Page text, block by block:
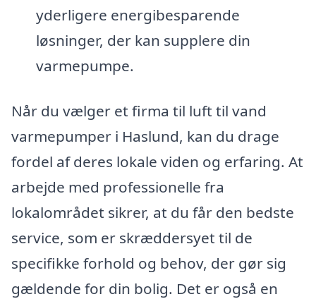
yderligere energibesparende
løsninger, der kan supplere din
varmepumpe.
Når du vælger et firma til luft til vand
varmepumper i Haslund, kan du drage
fordel af deres lokale viden og erfaring. At
arbejde med professionelle fra
lokalområdet sikrer, at du får den bedste
service, som er skræddersyet til de
specifikke forhold og behov, der gør sig
gældende for din bolig. Det er også en